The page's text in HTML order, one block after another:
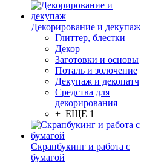
Декорирование и декупаж
Глиттер, блестки
Декор
Заготовки и основы
Поталь и золочение
Декупаж и декопатч
Средства для
декорирования
+ ЕЩЕ 1
Скрапбукинг и работа с
бумагой